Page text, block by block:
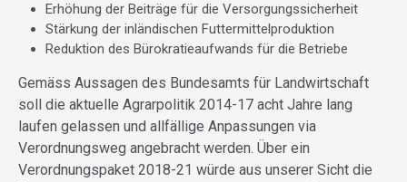
Erhöhung der Beiträge für die Versorgungssicherheit
Stärkung der inländischen Futtermittelproduktion
Reduktion des Bürokratieaufwands für die Betriebe
Gemäss Aussagen des Bundesamts für Landwirtschaft
soll die aktuelle Agrarpolitik 2014-17 acht Jahre lang
laufen gelassen und allfällige Anpassungen via
Verordnungsweg angebracht werden. Über ein
Verordnungspaket 2018-21 würde aus unserer Sicht die